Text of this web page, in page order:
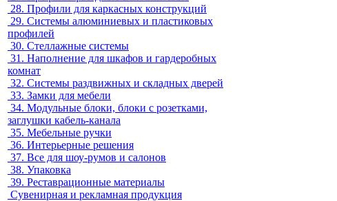
28. Профили для каркасных конструкций
29. Системы алюминиевых и пластиковых
профилей
30. Стеллажные системы
31. Наполнение для шкафов и гардеробных
комнат
32. Системы раздвижных и складных дверей
33. Замки для мебели
34. Модульные блоки, блоки с розетками,
заглушки кабель-канала
35. Мебельные ручки
36. Интерьерные решения
37. Все для шоу-румов и салонов
38. Упаковка
39. Реставрационные материалы
Сувенирная и рекламная продукция